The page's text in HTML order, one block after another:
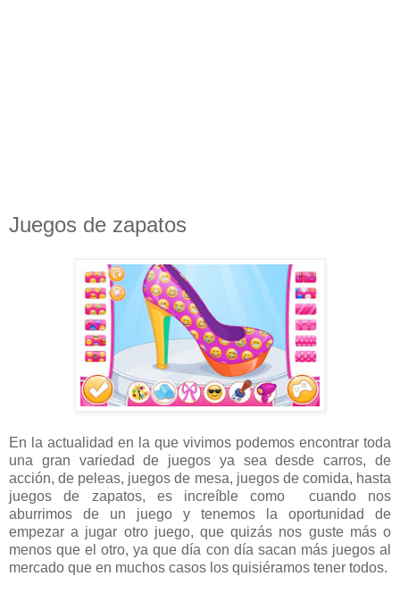
Juegos de zapatos
En la actualidad en la que vivimos podemos encontrar toda
una gran variedad de juegos ya sea desde carros, de
acción, de peleas, juegos de mesa, juegos de comida, hasta
juegos de zapatos, es increíble como cuando nos
aburrimos de un juego y tenemos la oportunidad de
empezar a jugar otro juego, que quizás nos guste más o
menos que el otro, ya que día con día sacan más juegos al
mercado que en muchos casos los quisiéramos tener todos.